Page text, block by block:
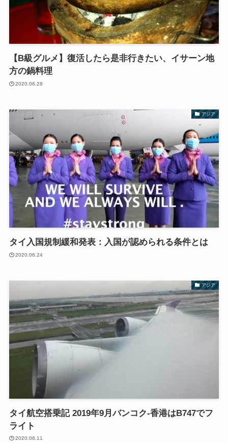
【B級グルメ】復活したら是非行きたい、イサーン地
方の鍋料理
2020.06.28
アジア
タイ入国規制緩和発表：入国が認められる条件とは
2020.06.24
アジア
タイ航空搭乗記 2019年9月バンコク-香港はB747でフ
ライト
2020.06.11